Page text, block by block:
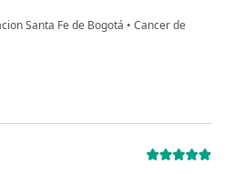
Santa Fe de Bogotá • Cancer de